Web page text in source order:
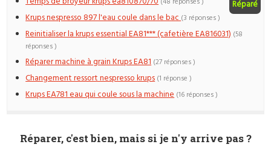
Réparé
Krups nespresso 897 l'eau coule dans le bac(3 réponses )
Reinitialiser la krups essential EA81*** (cafetière EA816031) (58
réponses )
Réparer machine à grain Krups EA81 (27 réponses )
Changement ressort nespresso krups (1 réponse )
Krups EA781 eau qui coule sous la machine (16 réponses )
Réparer, c'est bien, mais si je n'y arrive pas ?